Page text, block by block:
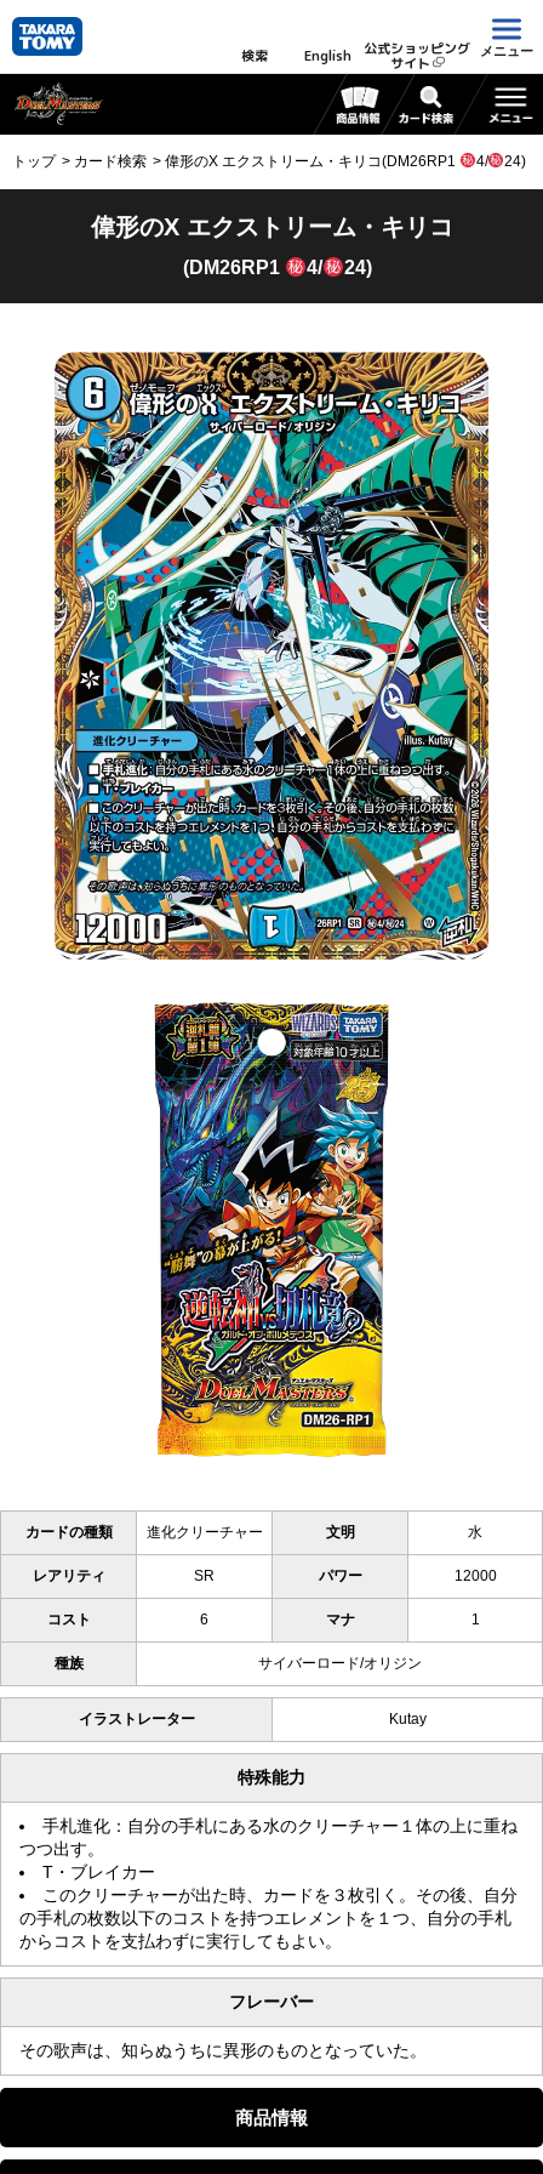
検索 English 公式ショッピング
サイト
メニュー
トップ カード検索 偉形のX エクストリーム・キリコ(DM26RP1 4/ 24)
偉形のX エクストリーム・キリコ
(DM26RP1 4/ 24)
カードの種類 進化クリーチャー 文明 水
レアリティ SR パワー 12000
コスト 6 マナ 1
種族 サイバーロード/オリジン
イラストレーター Kutay
特殊能力
手札進化：自分の手札にある水のクリーチャー１体の上に重ね
つつ出す。
T・ブレイカー
このクリーチャーが出た時、カードを３枚引く。その後、自分
の手札の枚数以下のコストを持つエレメントを１つ、自分の手札
からコストを支払わずに実行してもよい。
フレーバー
その歌声は、知らぬうちに異形のものとなっていた。
商品情報